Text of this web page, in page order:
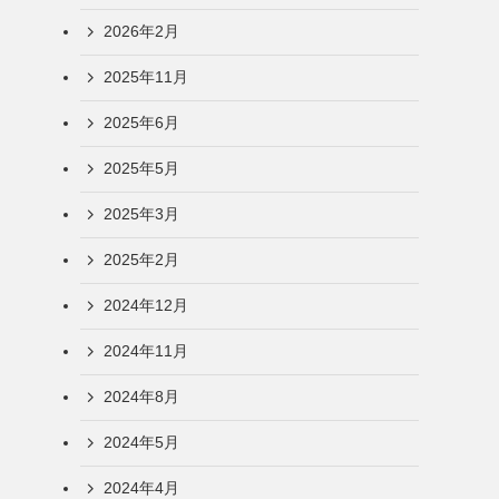
2026年2月
2025年11月
2025年6月
2025年5月
2025年3月
2025年2月
2024年12月
2024年11月
2024年8月
2024年5月
2024年4月